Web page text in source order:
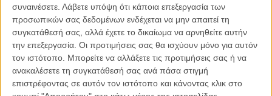
συναινέσετε. Λάβετε υπόψη ότι κάποια επεξεργασία των
προσωπικών σας δεδομένων ενδέχεται να μην απαιτεί τη
συγκατάθεσή σας, αλλά έχετε το δικαίωμα να αρνηθείτε αυτήν
την επεξεργασία. Οι προτιμήσεις σας θα ισχύουν μόνο για αυτόν
τον ιστότοπο. Μπορείτε να αλλάξετε τις προτιμήσεις σας ή να
ανακαλέσετε τη συγκατάθεσή σας ανά πάσα στιγμή
επιστρέφοντας σε αυτόν τον ιστότοπο και κάνοντας κλικ στο
There will be blood! Το six d.o.g.s υποδέχεται το Halloween
με υποσχέσεις τρόμου
ΝΕΑ /22 ΟΚΤ 2013 / Flix Team
Ελάτε νιαουρίζοντας: 1ο Athens Cat Video Festival
29 ΙΑΝ 2014